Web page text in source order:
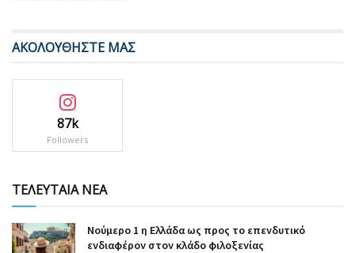
ΑΚΟΛΟΥΘΗΣΤΕ ΜΑΣ
87k
Followers
ΤΕΛΕΥΤΑΙΑ ΝΕΑ
Nούμερο 1 η Ελλάδα ως προς το επενδυτικό
ενδιαφέρον στον κλάδο φιλοξενίας